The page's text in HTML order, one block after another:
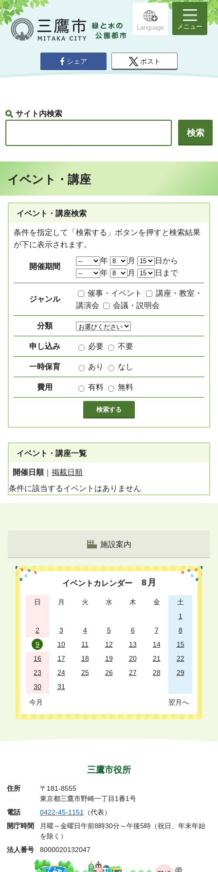
Language メニュー
シェア ポスト
サイト内検索
イベント・講座
イベント・講座検索
条件を指定して「検索する」ボタンを押すと検索結果
が下に表示されます。
開催期間
年 月
日から
年
月 日まで
ジャンル
催事・イベント
講座・教室・
講演会
会議・説明会
分類
申し込み 必要 不要
一時保育 あり なし
費用 有料 無料
イベント・講座一覧
開催日順｜ 掲載日順
条件に該当するイベントはありません
施設案内
イベントカレンダー 8 月
日 月 火 水 木 金
土
1
2
3 4 5 6 7
8
9
10 11 12 13 14
15
16
17 18 19 20 21
22
23
24 25 26 27 28
29
30
31
今月 翌月へ
三鷹市役所
住所
〒181-8555
東京都三鷹市野崎一丁目1番1号
電話
0422-45-1151（代表）
開庁時間
月曜～金曜日午前8時30分～午後5時（祝日、年末年始
を除く）
法人番号
8000020132047